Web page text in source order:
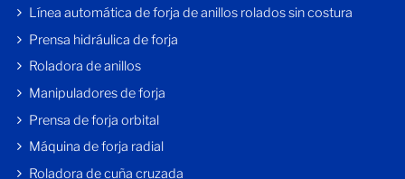
Línea automática de forja de anillos rolados sin costura
Prensa hidráulica de forja
Roladora de anillos
Manipuladores de forja
Prensa de forja orbital
Máquina de forja radial
Roladora de cuña cruzada